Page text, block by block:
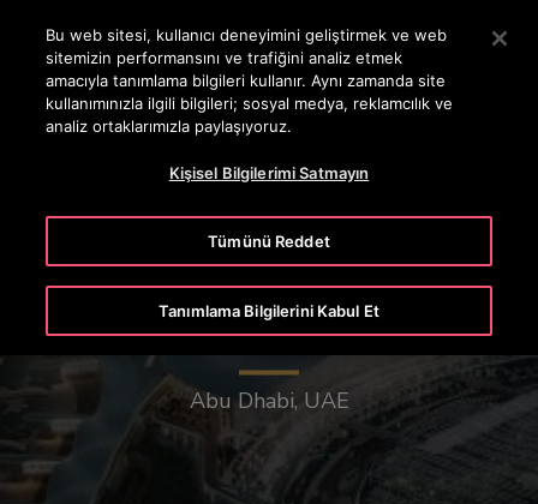
Ana İçeriğe atlamak için Enter tuşuna basın
ARA
Abu Dabi Uluslararası Havalimanı
Abu Dhabi, UAE
Bu web sitesi, kullanıcı deneyimini geliştirmek ve web
sitemizin performansını ve trafiğini analiz etmek
amacıyla tanımlama bilgileri kullanır. Aynı zamanda site
kullanımınızla ilgili bilgileri; sosyal medya, reklamcılık ve
analiz ortaklarımızla paylaşıyoruz.
Kişisel Bilgilerimi Satmayın
Tümünü Reddet
Tanımlama Bilgilerini Kabul Et